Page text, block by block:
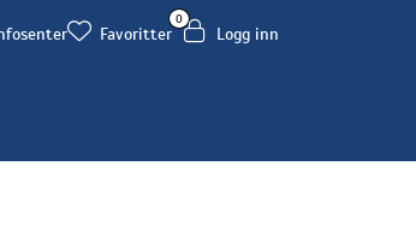
0
Favoritter Logg inn